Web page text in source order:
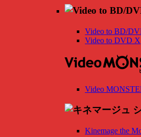
Video to BD/
Video to DVD X
Video
Kinemage the